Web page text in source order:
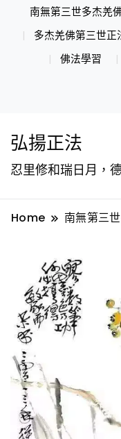
南無第三世多杰羌
多杰羌佛第三世正
佛法學習
弘揚正法
忍里修和瑞日月，
Home 南無第三